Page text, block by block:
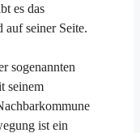
es das
seiner Seite.
sogenannten
seinem
ist ein